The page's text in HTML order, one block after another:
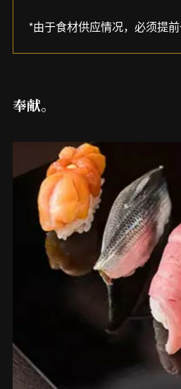
*由于食材供应情况，必须提前
奉献。